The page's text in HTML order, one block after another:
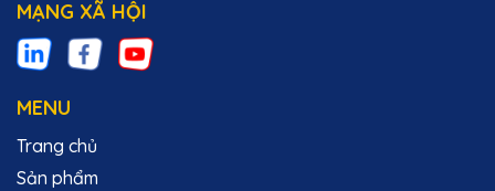
MẠNG XÃ HỘI
MENU
Trang chủ
Sản phẩm